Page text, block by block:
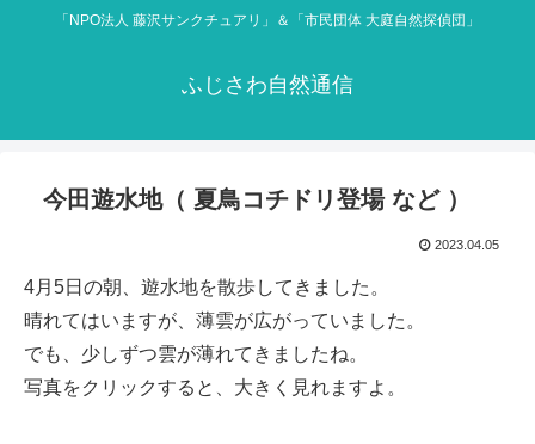
「NPO法人 藤沢サンクチュアリ」＆「市民団体 大庭自然探偵団」
ふじさわ自然通信
今田遊水地（ 夏鳥コチドリ登場 など ）
2023.04.05
4月5日の朝、遊水地を散歩してきました。
晴れてはいますが、薄雲が広がっていました。
でも、少しずつ雲が薄れてきましたね。
写真をクリックすると、大きく見れますよ。